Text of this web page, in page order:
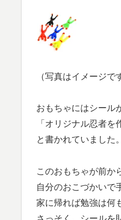
（写真はイメージで
おもちゃにはシール
「オリジナル忍者を
と書かれていました。
このおもちゃが前か
自分のおこづかいで
家に帰れば勉強は何